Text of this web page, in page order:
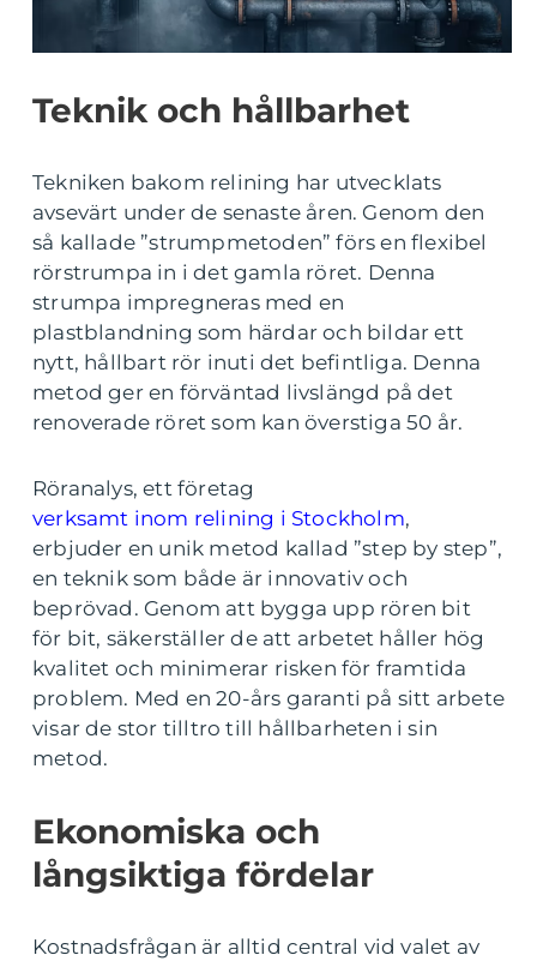
Teknik och hållbarhet
Tekniken bakom relining har utvecklats
avsevärt under de senaste åren. Genom den
så kallade ”strumpmetoden” förs en flexibel
rörstrumpa in i det gamla röret. Denna
strumpa impregneras med en
plastblandning som härdar och bildar ett
nytt, hållbart rör inuti det befintliga. Denna
metod ger en förväntad livslängd på det
renoverade röret som kan överstiga 50 år.
Röranalys, ett företag
verksamt inom relining i Stockholm,
erbjuder en unik metod kallad ”step by step”,
en teknik som både är innovativ och
beprövad. Genom att bygga upp rören bit
för bit, säkerställer de att arbetet håller hög
kvalitet och minimerar risken för framtida
problem. Med en 20-års garanti på sitt arbete
visar de stor tilltro till hållbarheten i sin
metod.
Ekonomiska och
långsiktiga fördelar
Kostnadsfrågan är alltid central vid valet av